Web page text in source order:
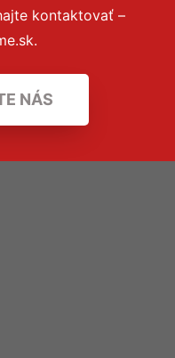
kontaktovať –
NÁS